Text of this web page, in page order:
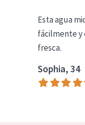
Esta agua
fácilmente y
fresca.
Sophia, 34